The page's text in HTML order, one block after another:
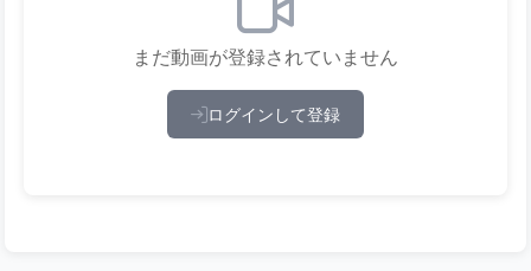
まだ動画が登録されていません
ログインして登録